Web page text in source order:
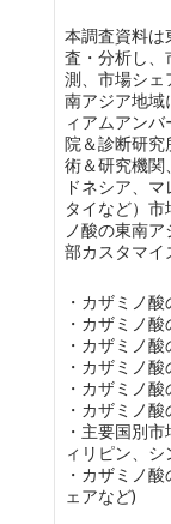
本調査資料は
査・分析し、
測、市場シェ
南アジア地域
ィアムアン
院＆診断研究
術＆研究機関
ドネシア、
タイなど）市
ノ酸の東南
部カスタマイ
・カザミノ
・カザミノ
・カザミノ
・カザミノ
・カザミノ
・カザミノ
・主要国別
ィリピン、シ
・カザミノ
ェアなど)